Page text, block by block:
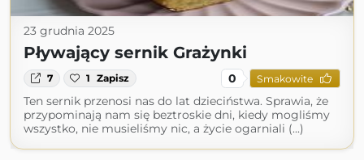
23 grudnia 2025
Pływający sernik Grażynki
7 1 Zapisz 0 Smakowite
Ten sernik przenosi nas do lat dzieciństwa. Sprawia, że
przypominają nam się beztroskie dni, kiedy mogliśmy
wszystko, nie musieliśmy nic, a życie ogarniali (...)